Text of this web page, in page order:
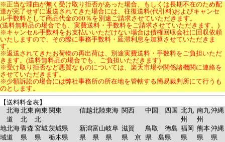
※正当な理由が無く受け取り拒否があった場合、もしくは長期不在のため配
達が完了せずに返送されてきた場合には、往復送料(代引料)およびキャンセ
ル手数料として商品代金の60％を別途ご請求させていただきます。
(送料無料品の場合でも、実費送料・手数料をご請求させていただきます。)
※キャンセル手数料をお支払いいただけない場合は債権回収会社に回収依頼
いたしますので、その際に事務手数料・延滞利息を加算させていただきま
す。
※返送されてきたお荷物の再出荷は、別途実費送料・手数料をご負担いただ
きます。(送料無料品の場合でも、ご負担いただきます)
※受け取り拒否など悪質なものについては、楽天市場や関係諸機関に連絡を
させていただきます。
※少額訴訟の場合には弊社事務所の所在地を管轄する簡易裁判所にて行うも
のとします。
【送料料金表】
北海
道
北東
北
南東
北
関東 信越北陸東海 関西 中国 四国 北九
州
南九
州
沖縄
地
域
北海
道
青森
県
宮城
県
茨城県
栃木県
新潟
県
富山
県
岐阜
県
滋賀
県 京
鳥取
県 島
徳島
県
福岡
県
熊本
県
沖縄
県